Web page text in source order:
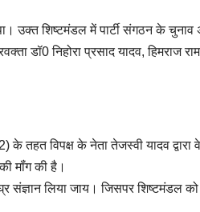
उक्त शिष्टमंडल में पार्टी संगठन के चुनाव
डॉ0 निहोरा प्रसाद यादव, हिमराज
के तहत विपक्ष के नेता तेजस्वी यादव
मॉंग की है।
संज्ञान लिया जाय। जिसपर शिष्टमंडल